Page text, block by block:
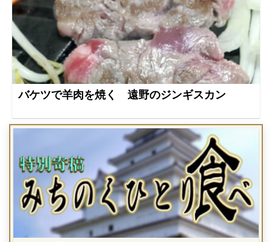
バケツで羊肉を焼く 遠野のジンギスカン